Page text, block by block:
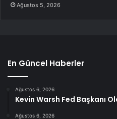
Ağustos 5, 2026
En Güncel Haberler
Ağustos 6, 2026
Kevin Warsh Fed Başkanı
Ağustos 6, 2026